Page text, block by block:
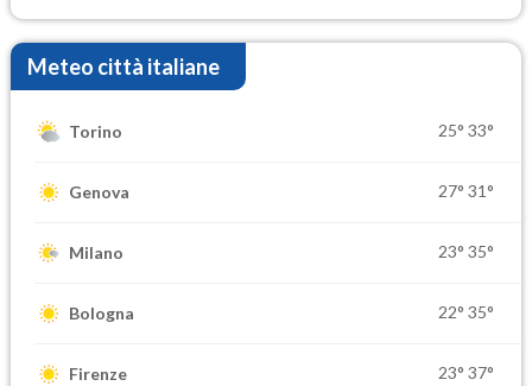
Meteo città italiane
Torino 25° 33°
Genova 27° 31°
Milano 23° 35°
Bologna 22° 35°
Firenze 23° 37°